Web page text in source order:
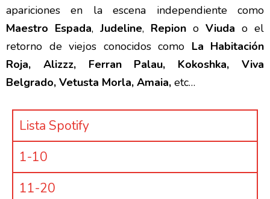
apariciones en la escena independiente como
Maestro Espada, Judeline, Repion o Viuda o el
retorno de viejos conocidos como La Habitación
Roja, Alizzz, Ferran Palau, Kokoshka, Viva
Belgrado, Vetusta Morla, Amaia, etc…
Lista Spotify
1-10
11-20